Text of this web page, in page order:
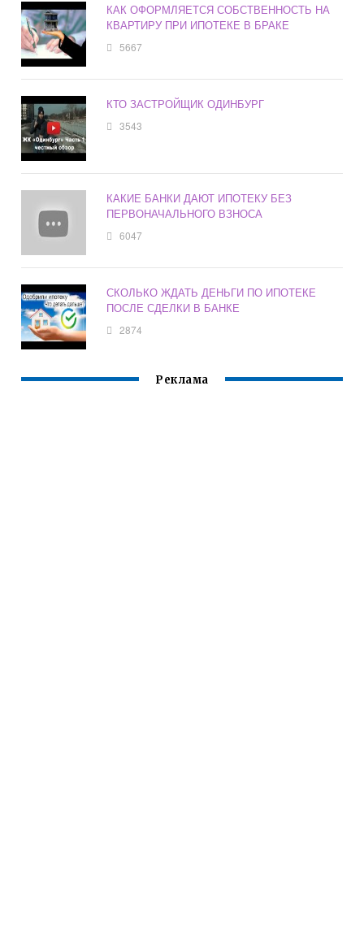
КАК ОФОРМЛЯЕТСЯ СОБСТВЕННОСТЬ НА
КВАРТИРУ ПРИ ИПОТЕКЕ В БРАКЕ
5667
КТО ЗАСТРОЙЩИК ОДИНБУРГ
3543
КАКИЕ БАНКИ ДАЮТ ИПОТЕКУ БЕЗ
ПЕРВОНАЧАЛЬНОГО ВЗНОСА
6047
СКОЛЬКО ЖДАТЬ ДЕНЬГИ ПО ИПОТЕКЕ
ПОСЛЕ СДЕЛКИ В БАНКЕ
2874
Реклама